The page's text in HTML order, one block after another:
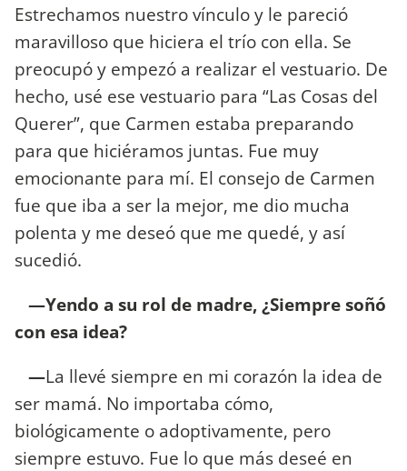
Estrechamos nuestro vínculo y le pareció
maravilloso que hiciera el trío con ella. Se
preocupó y empezó a realizar el vestuario. De
hecho, usé ese vestuario para “Las Cosas del
Querer”, que Carmen estaba preparando
para que hiciéramos juntas. Fue muy
emocionante para mí. El consejo de Carmen
fue que iba a ser la mejor, me dio mucha
polenta y me deseó que me quedé, y así
sucedió.
—Yendo a su rol de madre, ¿Siempre soñó
con esa idea?
—La llevé siempre en mi corazón la idea de
ser mamá. No importaba cómo,
biológicamente o adoptivamente, pero
siempre estuvo. Fue lo que más deseé en